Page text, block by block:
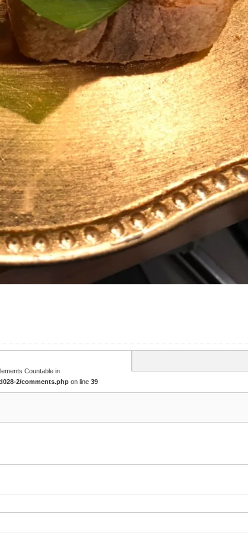
Countable in
2/comments.php on line 39